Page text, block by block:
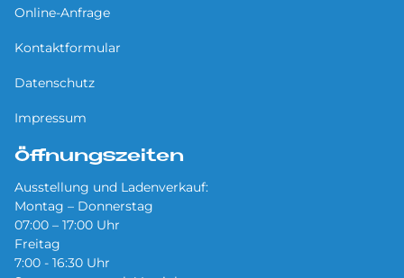
Online-Anfrage
Kontaktformular
Datenschutz
Impressum
Öffnungszeiten
Ausstellung und Ladenverkauf:
Montag – Donnerstag
07:00 – 17:00 Uhr
Freitag
7:00 - 16:30 Uhr